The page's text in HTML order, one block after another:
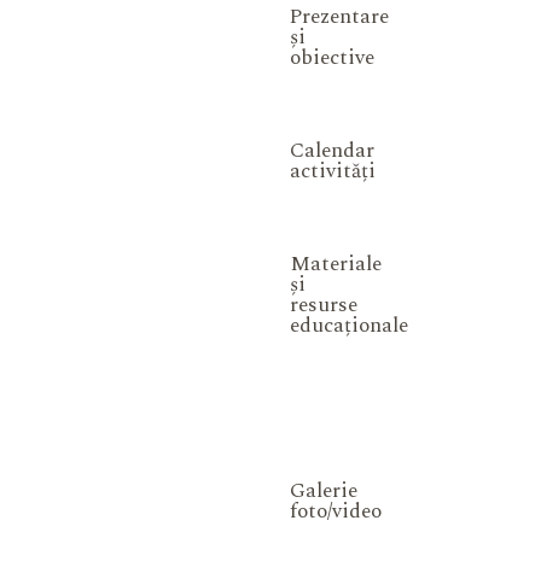
Prezentare
și
obiective
Calendar
activități
Materiale
și
resurse
educaționale
Galerie
foto/video